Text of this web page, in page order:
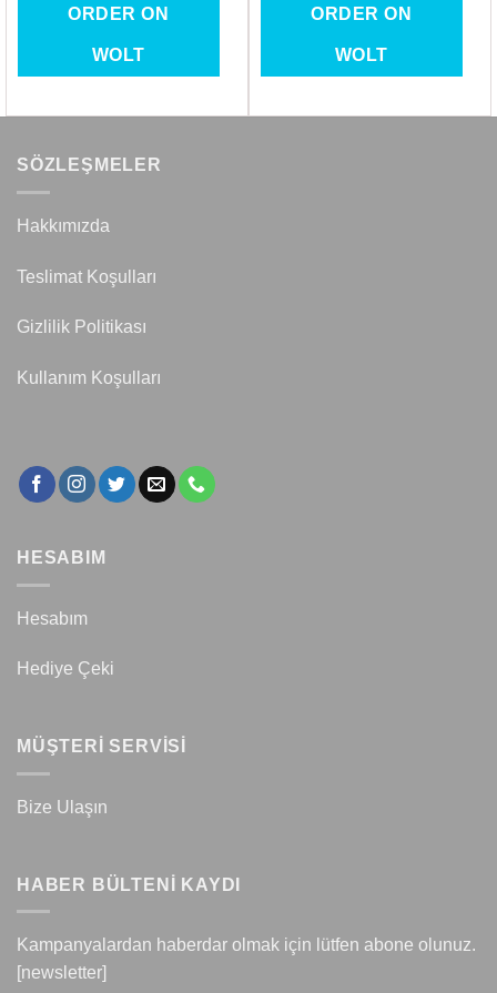
ORDER ON
WOLT
ORDER ON
WOLT
SÖZLEŞMELER
Hakkımızda
Teslimat Koşulları
Gizlilik Politikası
Kullanım Koşulları
HESABIM
Hesabım
Hediye Çeki
MÜŞTERİ SERVİSİ
Bize Ulaşın
HABER BÜLTENİ KAYDI
Kampanyalardan haberdar olmak için lütfen abone olunuz.
[newsletter]